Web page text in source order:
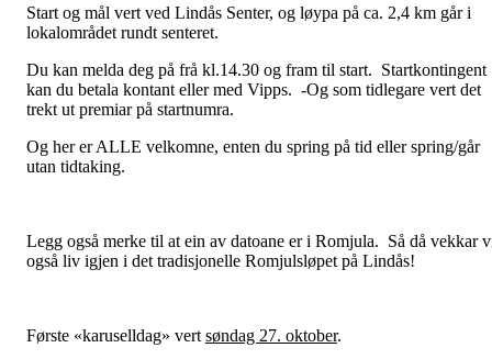
Start og mål vert ved Lindås Senter, og løypa på ca. 2,4 km går i
lokalområdet rundt senteret.
Du kan melda deg på frå kl.14.30 og fram til start. Startkontingent
kan du betala kontant eller med Vipps. -Og som tidlegare vert det
trekt ut premiar på startnumra.
Og her er ALLE velkomne, enten du spring på tid eller spring/går
utan tidtaking.
Legg også merke til at ein av datoane er i Romjula. Så då vekkar
også liv igjen i det tradisjonelle Romjulsløpet på Lindås!
Første «karuselldag» vert søndag 27. oktober.